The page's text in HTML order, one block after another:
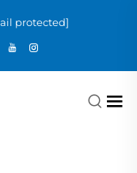
protected]